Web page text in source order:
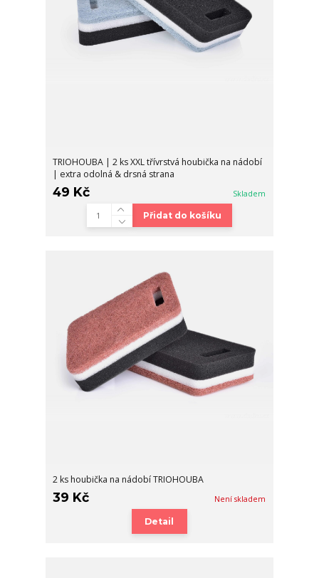
TRIOHOUBA | 2 ks XXL třívrstvá houbička na nádobí
| extra odolná & drsná strana
49 Kč Skladem
Přidat do košíku
2 ks houbička na nádobí TRIOHOUBA
39 Kč Není skladem
Detail